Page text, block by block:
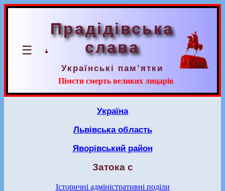
☰
Прадідівська
слава
Українські пам’ятки
Пімсти смерть великих лицарів
Україна
Львівська область
Яворівський район
Затока с
Історичні адміністративні поділи